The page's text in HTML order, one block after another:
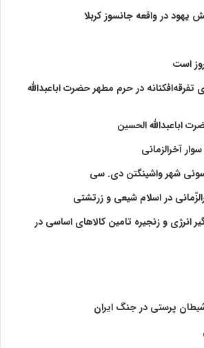
یهود در واقعه جانسوز کربلا
است
در حرم مطهر حضرت اباعبدالله
اباعبدالله الحسین
آخرالزمانی
شهر واشينگتن دی. سی
در اسلام شیعی و زرتشتی
انرژی و زنجیره تامین کالاهای اساسی در
پرستی در جنگ ایران